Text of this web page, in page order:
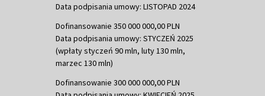
Data podpisania umowy: LISTOPAD 2024
Dofinansowanie 350 000 000,00 PLN
Data podpisania umowy: STYCZEŃ 2025
(wpłaty styczeń 90 mln, luty 130 mln,
marzec 130 mln)
Dofinansowanie 300 000 000,00 PLN